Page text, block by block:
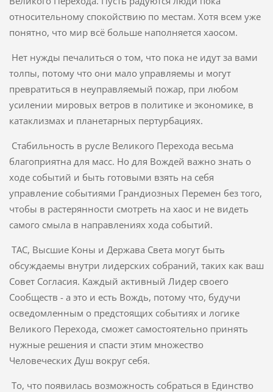
относительному спокойствию по местам. Хотя всем уже
понятно, что мир всё больше наполняется хаосом.
Нет нужды печалиться о том, что пока не идут за вами
толпы, потому что они мало управляемы и могут
превратиться в неуправляемый пожар, при любом
усилении мировых ветров в политике и экономике, в
катаклизмах и планетарных пертурбациях.
Стабильность в русле Великого Перехода весьма
благоприятна для масс. Но для Вождей важно знать о
ходе событий и быть готовыми взять на себя
управление событиями Грандиозных Перемен без того,
чтобы в растерянности смотреть на хаос и не видеть
самого смыла в направлениях хода событий.
ТАС, Высшие Коны и Держава Света могут быть
обсуждаемы внутри лидерских собраний, таких как ваш
Совет Согласия. Каждый активный Лидер своего
Сообществ - а это и есть Вождь, потому что, будучи
осведомленным о предстоящих событиях и логике
Великого Перехода, сможет самостоятельно принять
нужные решения и спасти этим множество
Человеческих Душ вокруг себя.
То, что появилась возможность собраться в Единство